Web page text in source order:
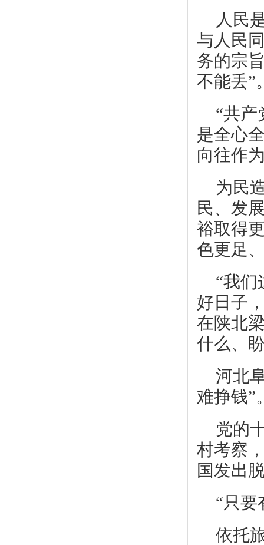
人民
与人民
务的宗
不能丢”
“共产
是全心
向往作
为民
民、发
裕取得
色更足
“我们
好日子
在陕北
什么、
河北
难挣钱”
党的
村考察
国发出
“只要
依托